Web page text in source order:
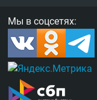
Мы в соцсетях: